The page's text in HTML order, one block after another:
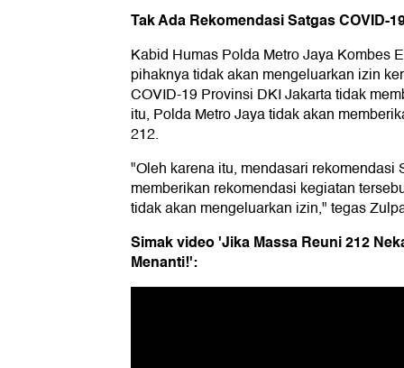
Tak Ada Rekomendasi Satgas COVID-
Kabid Humas Polda Metro Jaya Kombes
pihaknya tidak akan mengeluarkan izin
COVID-19 Provinsi DKI Jakarta tidak
itu, Polda Metro Jaya tidak akan
212.
"Oleh karena itu, mendasari rekomendasi
memberikan rekomendasi kegiatan
tidak akan mengeluarkan izin," tegas
Simak video 'Jika Massa Reuni 212
Menanti!':